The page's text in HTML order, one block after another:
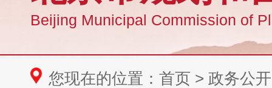
您现在的位置： 首页 > 政务公开